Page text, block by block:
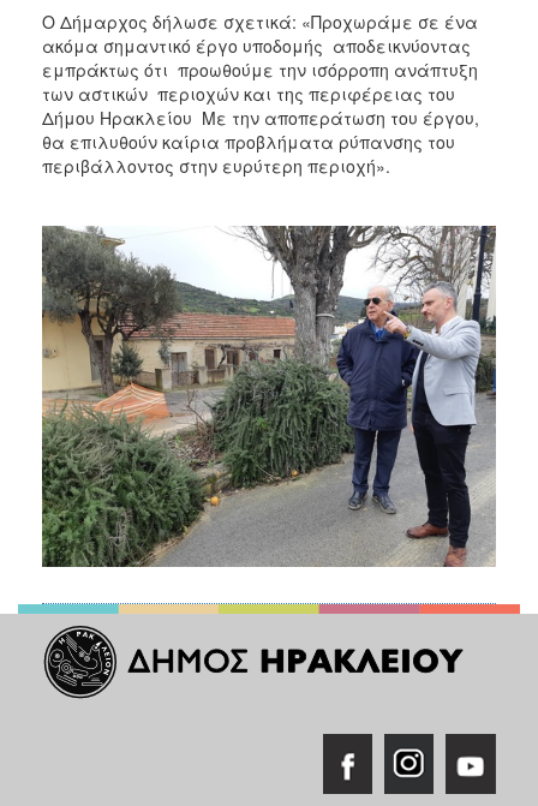
Ο Δήμαρχος δήλωσε σχετικά: «Προχωράμε σε ένα
ακόμα σημαντικό έργο υποδομής αποδεικνύοντας
εμπράκτως ότι προωθούμε την ισόρροπη ανάπτυξη
των αστικών περιοχών και της περιφέρειας του
Δήμου Ηρακλείου Με την αποπεράτωση του έργου,
θα επιλυθούν καίρια προβλήματα ρύπανσης του
περιβάλλοντος στην ευρύτερη περιοχή».